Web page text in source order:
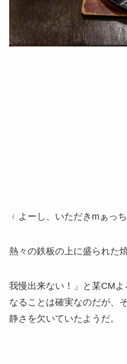
﹙よーし、いただきmぁっ
熱々の鉄板の上に盛られた
我慢出来ない！」と某CM
なることは確実なのだが、
静さを欠いていたようだ。